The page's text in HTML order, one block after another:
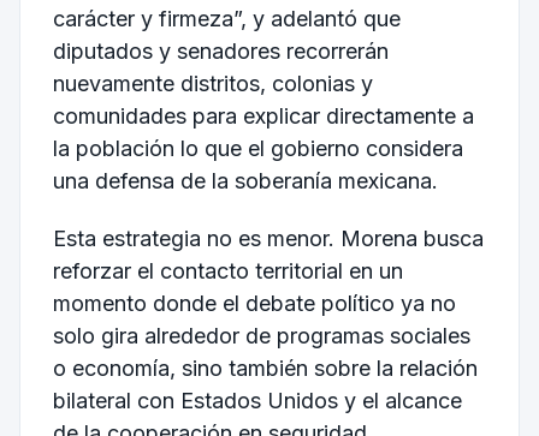
carácter y firmeza”, y adelantó que
diputados y senadores recorrerán
nuevamente distritos, colonias y
comunidades para explicar directamente a
la población lo que el gobierno considera
una defensa de la soberanía mexicana.
Esta estrategia no es menor. Morena busca
reforzar el contacto territorial en un
momento donde el debate político ya no
solo gira alrededor de programas sociales
o economía, sino también sobre la relación
bilateral con Estados Unidos y el alcance